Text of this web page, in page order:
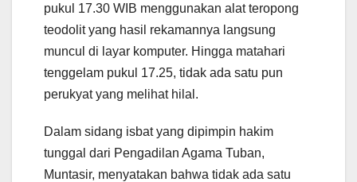
pukul 17.30 WIB menggunakan alat teropong
teodolit yang hasil rekamannya langsung
muncul di layar komputer. Hingga matahari
tenggelam pukul 17.25, tidak ada satu pun
perukyat yang melihat hilal.
Dalam sidang isbat yang dipimpin hakim
tunggal dari Pengadilan Agama Tuban,
Muntasir, menyatakan bahwa tidak ada satu